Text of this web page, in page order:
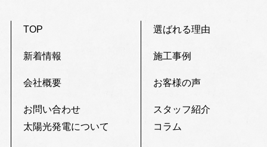
TOP
新着情報
会社概要
お問い合わせ
選ばれる理由
施工事例
お客様の声
スタッフ紹介
太陽光発電について
コラム